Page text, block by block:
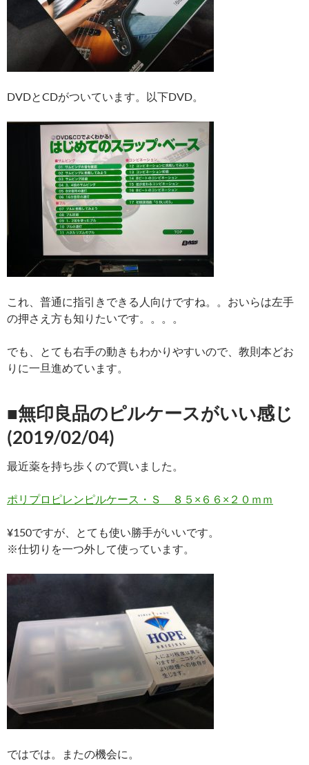
DVDとCDがついています。以下DVD。
これ、普通に指引きできる人向けですね。。おいらは左手
の押さえ方も知りたいです。。。。
でも、とても右手の動きもわかりやすいので、教則本どお
りに一旦進めています。
■無印良品のピルケースがいい感じ
(2019/02/04)
最近薬を持ち歩くので買いました。
ポリプロピレンピルケース・Ｓ ８５×６６×２０ｍｍ
¥150ですが、とても使い勝手がいいです。
※仕切りを一つ外して使っています。
ではでは。またの機会に。